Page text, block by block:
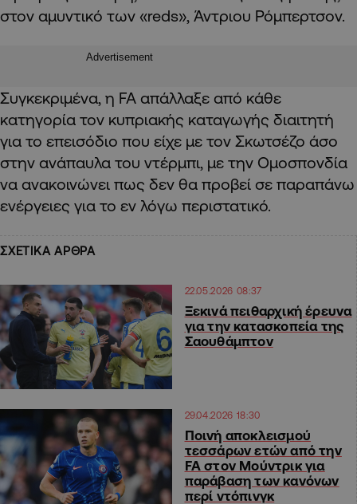
στον αμυντικό των «reds», Άντριου Ρόμπερτσον.
Advertisement
Συγκεκριμένα, η FA απάλλαξε από κάθε
κατηγορία τον κυπριακής καταγωγής διαιτητή
για το επεισόδιο που είχε με τον Σκωτσέζο άσο
στην ανάπαυλα του ντέρμπι, με την Ομοσπονδία
να ανακοινώνει πως δεν θα προβεί σε παραπάνω
ενέργειες για το εν λόγω περιστατικό.
ΣΧΕΤΙΚΑ ΑΡΘΡΑ
22.05.2026 08:37
Ξεκινά πειθαρχική έρευνα
για την κατασκοπεία της
Σαουθάμπτον
29.04.2026 18:30
Ποινή αποκλεισμού
τεσσάρων ετών από την
FA στον Μούντρικ για
παράβαση των κανόνων
περί ντόπινγκ